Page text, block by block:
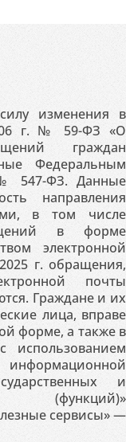
изменения в
г. № 59-ФЗ «О
граждан
Федеральным
547-ФЗ. Данные
направления
в том числе
в форме
электронной
г. обращения,
почты
Граждане и их
лица, вправе
форме, а также в
использованием
и
(функций)»
сервисы» —